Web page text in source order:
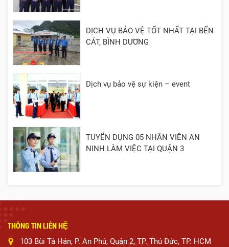
DỊCH VỤ BẢO VỆ TỐT NHẤT TẠI BẾN
CÁT, BÌNH DƯƠNG
Dịch vụ bảo vệ sự kiện – event
TUYỂN DỤNG 05 NHÂN VIÊN AN
NINH LÀM VIỆC TẠI QUẬN 3
THÔNG TIN LIÊN HỆ
103 Bùi Tá Hán, P. An Phú, Quận 2, TP. Thủ Đức, TP. HCM